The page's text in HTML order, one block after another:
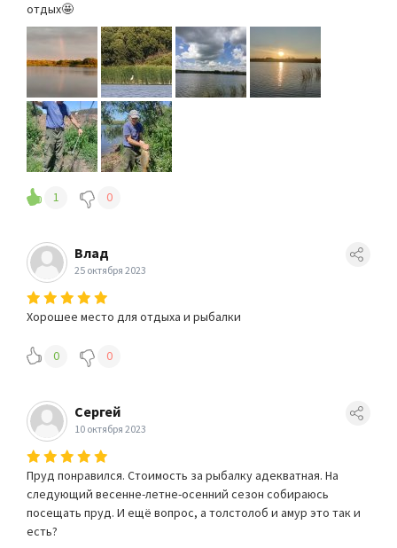
отдых🤩
1 0
Влад
25 октября 2023
Хорошее место для отдыха и рыбалки
0 0
Сергей
10 октября 2023
Пруд понравился. Стоимость за рыбалку адекватная. На
следующий весенне-летне-осенний сезон собираюсь
посещать пруд. И ещё вопрос, а толстолоб и амур это так и
есть?